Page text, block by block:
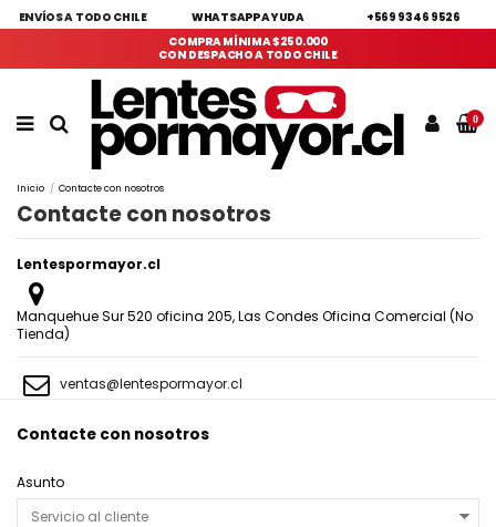
ENVÍOS A TODO CHILE WHATSAPP AYUDA
+569 9346 9526
COMPRA MÍNIMA $250.000
CON DESPACHO A TODO CHILE
0
Inicio Contacte con nosotros
Contacte con nosotros
Lentespormayor.cl
Manquehue Sur 520 oficina 205, Las Condes Oficina Comercial (No
Tienda)
ventas@lentespormayor.cl
Contacte con nosotros
Asunto